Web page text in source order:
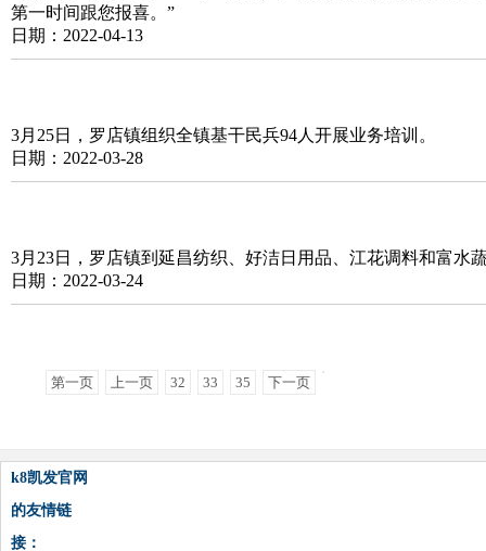
第一时间跟您报喜。”
日期：2022-04-13
3月25日，罗店镇组织全镇基干民兵94人开展业务培训。
日期：2022-03-28
3月23日，罗店镇到延昌纺织、好洁日用品、江花调料和富水
日期：2022-03-24
第一页 上一页 32 33 35 下一页
k8凯发官网
的友情链
接：